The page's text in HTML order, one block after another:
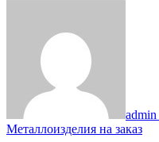
admin
Металлоизделия на заказ